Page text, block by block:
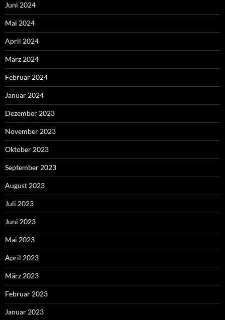
Juni 2024
Mai 2024
April 2024
März 2024
Februar 2024
Januar 2024
Dezember 2023
November 2023
Oktober 2023
September 2023
August 2023
Juli 2023
Juni 2023
Mai 2023
April 2023
März 2023
Februar 2023
Januar 2023